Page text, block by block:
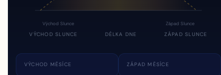
Východ Slunce Západ Slunce
VÝCHOD SLUNCE DÉLKA DNE ZÁPAD SLUNCE
VÝCHOD MĚSÍCE ZÁPAD MĚSÍCE